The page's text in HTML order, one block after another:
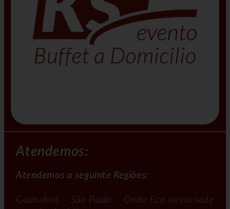
Atendemos:
Atendemos a seguinte Regiões:
Guarulhos – São Paulo – Onde fica nossa sede